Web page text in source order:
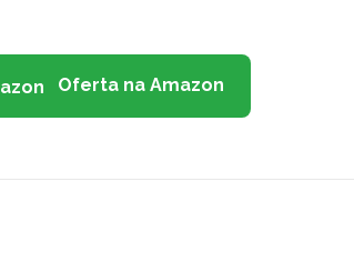
Oferta na Amazon